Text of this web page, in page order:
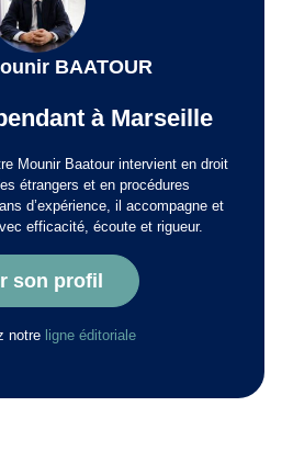
BAATOUR
à Marseille
Mounir Baatour intervient en droit
étrangers et en procédures
d’expérience, il accompagne et
efficacité, écoute et rigueur.
son profil
notre ligne éditoriale